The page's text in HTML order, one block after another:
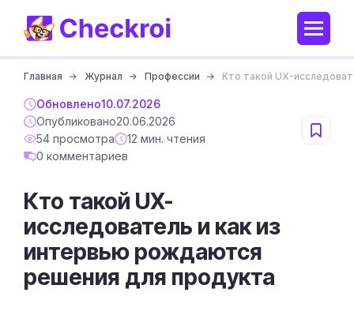
Главная Журнал Профессии Кто такой UX-
Обновлено10.07.2026
Опубликовано20.06.2026
54 просмотра
12 мин. чтения
0 комментариев
Кто такой UX-
исследователь и как из
интервью рождаются
решения для продукта